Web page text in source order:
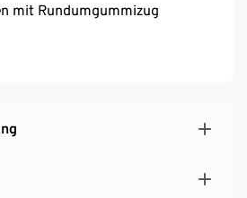
mit Rundumgummizug
mit einer Höhe von bis zu